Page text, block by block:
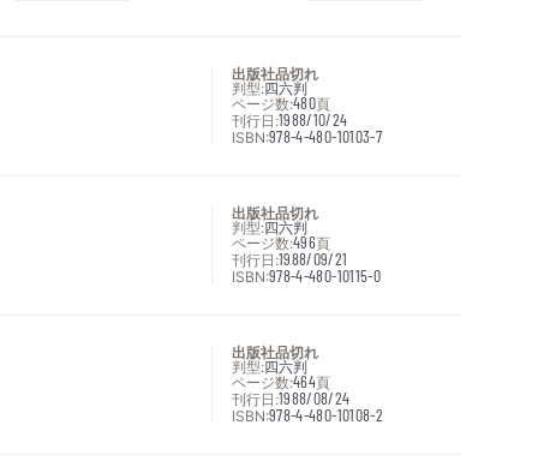
出版社品切れ
判型:四六判
ページ数:480頁
刊行日:1988/10/24
ISBN:978-4-480-10103-7
出版社品切れ
判型:四六判
ページ数:496頁
刊行日:1988/09/21
ISBN:978-4-480-10115-0
出版社品切れ
判型:四六判
ページ数:464頁
刊行日:1988/08/24
ISBN:978-4-480-10108-2